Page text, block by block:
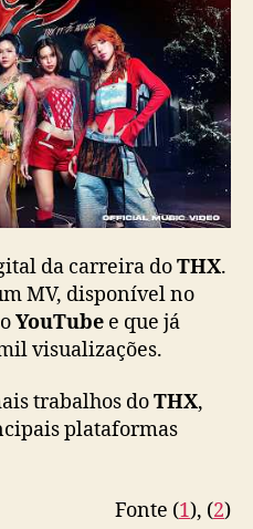
e
c
o
m
n
o
v
a
f
r
m
a
ç
o
da carreira doTHX.
MV, disponível no
YouTube e que já
visualizações.
trabalhos doTHX,
plataformas
Fonte (1), (2)